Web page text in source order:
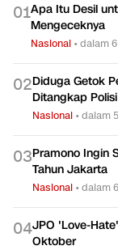
01Apa Itu Desil
Mengeceknya
Nasional •dalam
02Diduga Getok
Ditangkap Polisi
Nasional •dalam
03Pramono Ingin
Tahun Jakarta
Nasional •dalam
04JPO 'Love-
Oktober